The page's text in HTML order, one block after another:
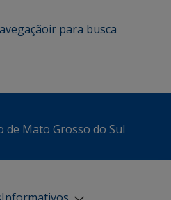
ir para busca
de Mato Grosso do Sul